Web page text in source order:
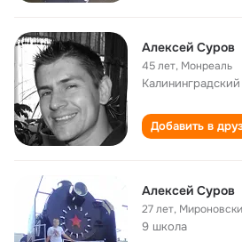
Алексей Суров
45 лет, Монреаль
Добавить в
Алексей Суров
27 лет,
9 школа